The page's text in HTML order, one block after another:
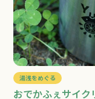
湯浅をめぐる
おでかふぇサイク